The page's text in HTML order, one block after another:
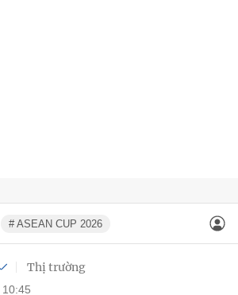
# ASEAN CUP 2026
Thị trường